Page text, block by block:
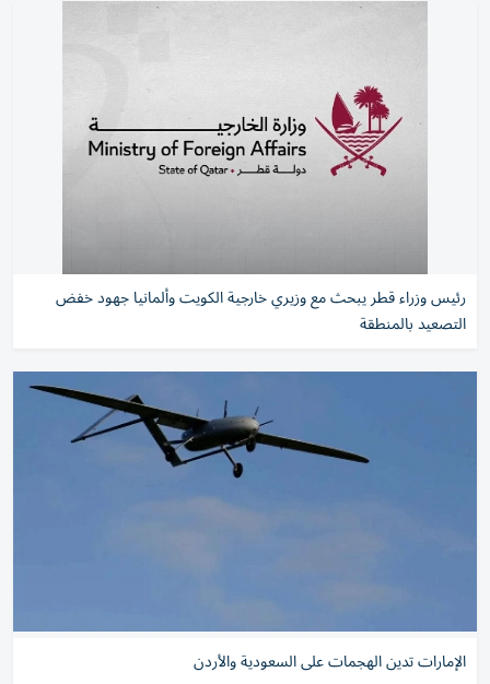
رئيس وزراء قطر يبحث مع وزيري خارجية الكويت وألمانيا جهود خفض
التصعيد بالمنطقة
الإمارات تدين الهجمات على السعودية والأردن